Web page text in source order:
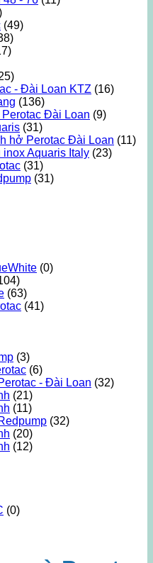
(49)
- Đài Loan KTZ (16)
(136)
Đài Loan (9)
(31)
hở Perotac Đài Loan (11)
Aquaris Italy (23)
(31)
(31)
(0)
(63)
(41)
(3)
(6)
- Đài Loan (32)
(21)
(11)
(32)
(20)
(12)
(0)